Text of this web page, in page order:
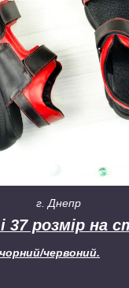
г. Днепр
37 розмір на
червоний.